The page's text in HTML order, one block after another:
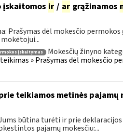
įskaitomos ir/ argrąžinamos
Prašymas dėl mokesčio
mokėtojui...
įskaitymas Mokesčių žinyno
» Prašymas dėl mokesčio
teikiamos metinės pajamų
būtina turėti ir prie
pajamų mokesčiu:...